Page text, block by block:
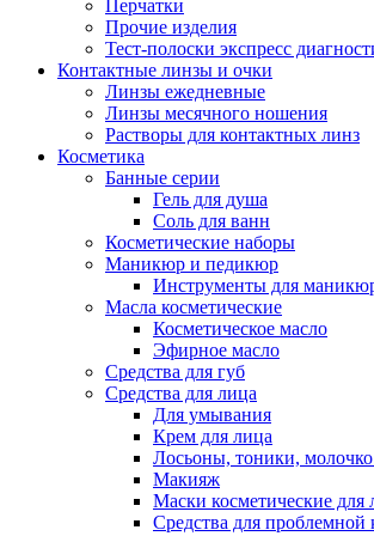
Перчатки
Прочие изделия
Тест-полоски экспресс
Контактные линзы и очки
Линзы ежедневные
Линзы месячного ношения
Растворы для контактных линз
Косметика
Банные серии
Гель для душа
Соль для ванн
Косметические наборы
Маникюр и педикюр
Инструменты для
Масла косметические
Косметическое масло
Эфирное масло
Средства для губ
Средства для лица
Для умывания
Крем для лица
Лосьоны, тоники,
Макияж
Маски косметические для
Средства для проблемной